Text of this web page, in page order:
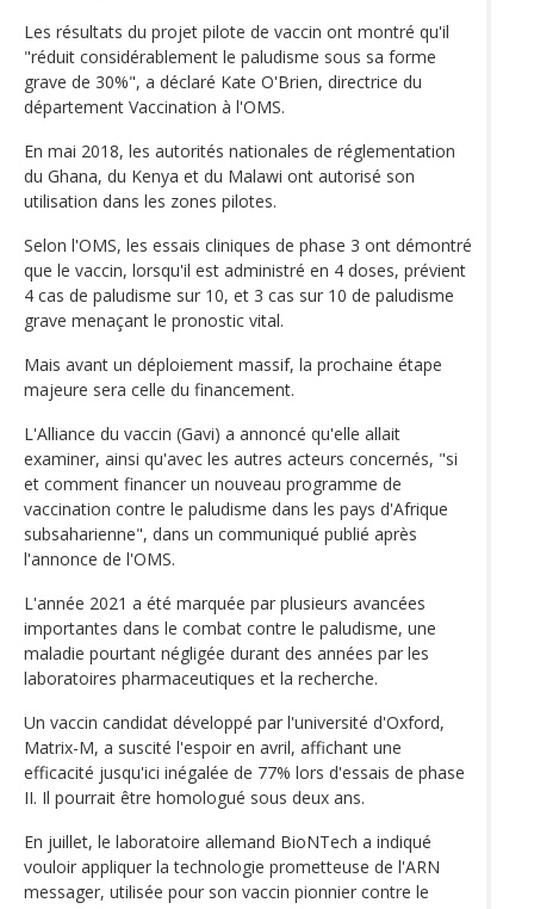
Les résultats du projet pilote de vaccin ont montré qu'il
"réduit considérablement le paludisme sous sa forme
grave de 30%", a déclaré Kate O'Brien, directrice du
département Vaccination à l'OMS.
En mai 2018, les autorités nationales de réglementation
du Ghana, du Kenya et du Malawi ont autorisé son
utilisation dans les zones pilotes.
Selon l'OMS, les essais cliniques de phase 3 ont démontré
que le vaccin, lorsqu'il est administré en 4 doses, prévient
4 cas de paludisme sur 10, et 3 cas sur 10 de paludisme
grave menaçant le pronostic vital.
Mais avant un déploiement massif, la prochaine étape
majeure sera celle du financement.
L'Alliance du vaccin (Gavi) a annoncé qu'elle allait
examiner, ainsi qu'avec les autres acteurs concernés, "si
et comment financer un nouveau programme de
vaccination contre le paludisme dans les pays d'Afrique
subsaharienne", dans un communiqué publié après
l'annonce de l'OMS.
L'année 2021 a été marquée par plusieurs avancées
importantes dans le combat contre le paludisme, une
maladie pourtant négligée durant des années par les
laboratoires pharmaceutiques et la recherche.
Un vaccin candidat développé par l'université d'Oxford,
Matrix-M, a suscité l'espoir en avril, affichant une
efficacité jusqu'ici inégalée de 77% lors d'essais de phase
II. Il pourrait être homologué sous deux ans.
En juillet, le laboratoire allemand BioNTech a indiqué
vouloir appliquer la technologie prometteuse de l'ARN
messager, utilisée pour son vaccin pionnier contre le